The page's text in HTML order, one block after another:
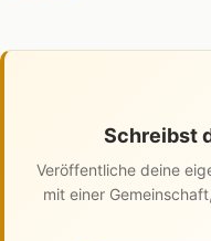
Schreibst
Veröffentliche deine
mit einer